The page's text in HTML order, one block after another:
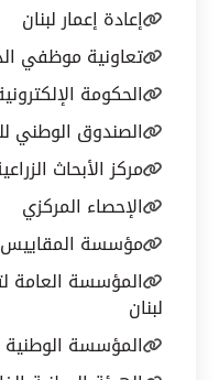
إعادة إعمار لبنان
تعاونية موظفي
الحكومة الإلكترونية
الصندوق الوطني
مركز الأبحاث الزراعية
الإحصاء المركزي
مؤسسة المقاييس
المؤسسة العامة
لبنان
المؤسسة الوطنية